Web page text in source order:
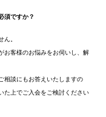
須ですか？
ん。
お客様のお悩みをお伺いし、解
相談にもお答えいたしますの
た上でご入会をご検討ください